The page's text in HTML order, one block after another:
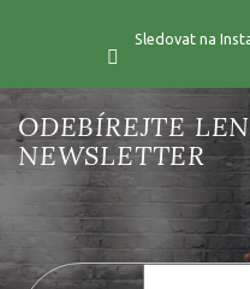
Sledovat na
Vložte svůj e-mail a my vám
produktech na našem e-shopu.